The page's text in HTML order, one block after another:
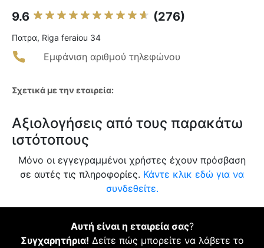
9.6 (276)
Πατρα, Riga feraiou 34
Εμφάνιση αριθμού τηλεφώνου
Σχετικά με την εταιρεία:
Αξιολογήσεις από τους παρακάτω
ιστότοπους
Μόνο οι εγγεγραμμένοι χρήστες έχουν πρόσβαση
σε αυτές τις πληροφορίες. Κάντε κλικ εδώ για να
συνδεθείτε.
Αυτή είναι η εταιρεία σας?
Συγχαρητήρια! Δείτε πώς μπορείτε να λάβετε το